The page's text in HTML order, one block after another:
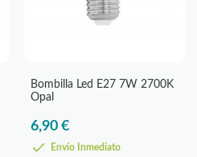
Bombilla Led E27 7W 2700K
Opal
6,90 €
Envío Inmediato